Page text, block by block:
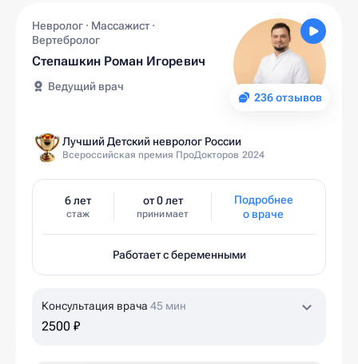
236 отзывов
Невролог · Массажист ·
Вертебролог
Степашкин Роман Игоревич
Ведущий врач
Лучший Детский невролог России
Всероссийская премия ПроДокторов 2024
6 лет
стаж
от 0 лет
принимает
Подробнее
о враче
Работает с беременными
Консультация врача 45 мин
2500 ₽